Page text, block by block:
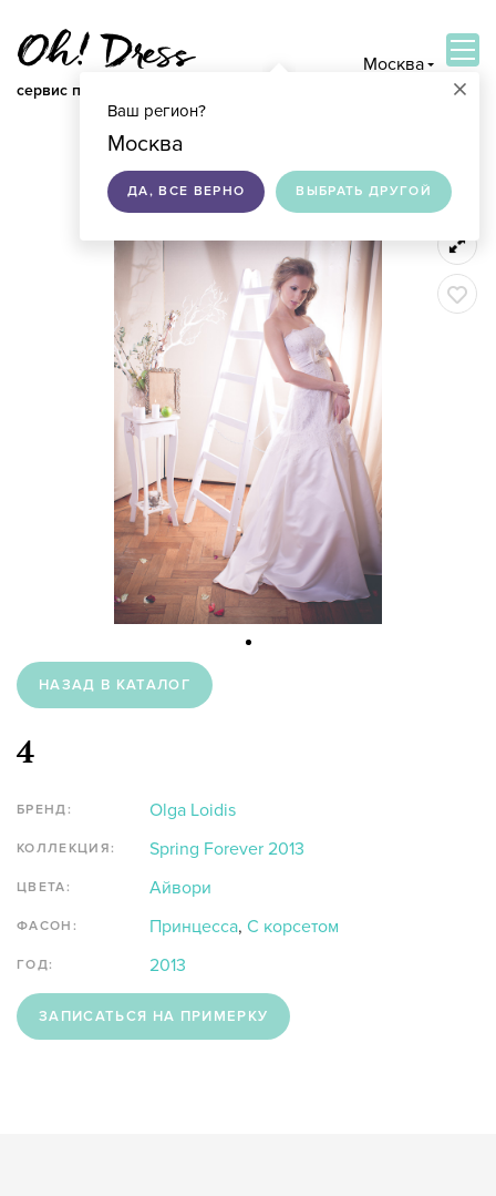
сервис по подбору свадебных платьев
Москва
×
Ваш регион?
Москва
ДА, ВСЕ ВЕРНО ВЫБРАТЬ ДРУГОЙ
НАЗАД В КАТАЛОГ
4
БРЕНД: Olga Loidis
КОЛЛЕКЦИЯ: Spring Forever 2013
ЦВЕТА: Айвори
ФАСОН: Принцесса, С корсетом
ГОД: 2013
ЗАПИСАТЬСЯ НА ПРИМЕРКУ